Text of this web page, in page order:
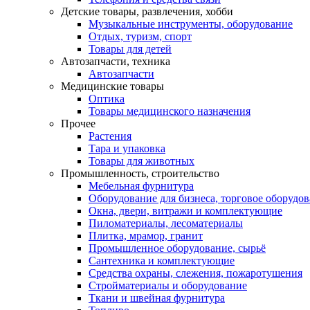
Детские товары, развлечения, хобби
Музыкальные инструменты, оборудование
Отдых, туризм, спорт
Товары для детей
Автозапчасти, техника
Автозапчасти
Медицинские товары
Оптика
Товары медицинского назначения
Прочее
Растения
Тара и упаковка
Товары для животных
Промышленность, строительство
Мебельная фурнитура
Оборудование для бизнеса, торговое
Окна, двери, витражи и комплектующие
Пиломатериалы, лесоматериалы
Плитка, мрамор, гранит
Промышленное оборудование, сырьё
Сантехника и комплектующие
Средства охраны, слежения, пожаротушения
Стройматериалы и оборудование
Ткани и швейная фурнитура